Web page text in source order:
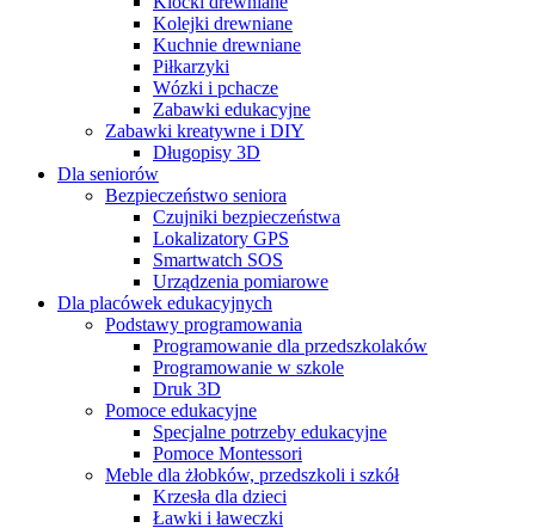
Kolejki drewniane
Kuchnie drewniane
Piłkarzyki
Wózki i pchacze
Zabawki edukacyjne
Zabawki kreatywne i DIY
Długopisy 3D
Dla seniorów
Bezpieczeństwo seniora
Czujniki bezpieczeństwa
Lokalizatory GPS
Smartwatch SOS
Urządzenia pomiarowe
Dla placówek edukacyjnych
Podstawy programowania
Programowanie dla przedszkolaków
Programowanie w szkole
Druk 3D
Pomoce edukacyjne
Specjalne potrzeby edukacyjne
Pomoce Montessori
Meble dla żłobków, przedszkoli i szkół
Krzesła dla dzieci
Ławki i ławeczki